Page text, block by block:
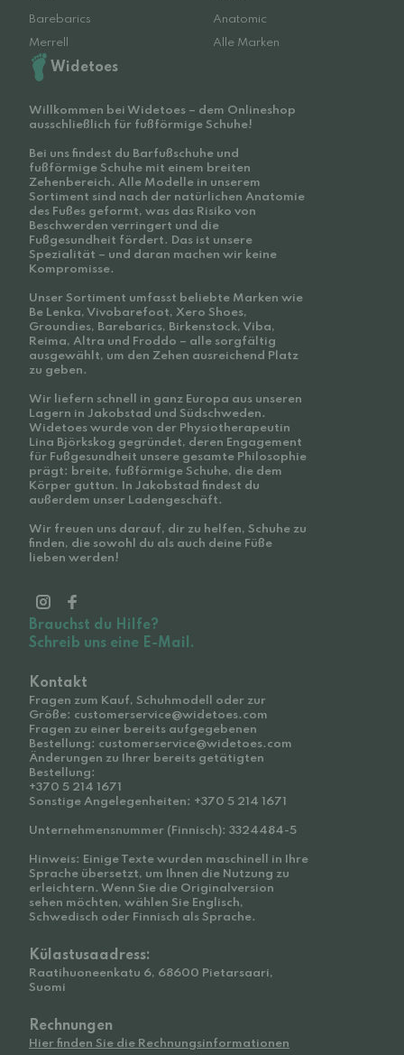
Barebarics
Anatomic
Merrell
Alle Marken
Widetoes
Willkommen bei Widetoes – dem Onlineshop
ausschließlich für fußförmige Schuhe!
Bei uns findest du Barfußschuhe und
fußförmige Schuhe mit einem breiten
Zehenbereich. Alle Modelle in unserem
Sortiment sind nach der natürlichen Anatomie
des Fußes geformt, was das Risiko von
Beschwerden verringert und die
Fußgesundheit fördert. Das ist unsere
Spezialität – und daran machen wir keine
Kompromisse.
Unser Sortiment umfasst beliebte Marken wie
Be Lenka, Vivobarefoot, Xero Shoes,
Groundies, Barebarics, Birkenstock, Viba,
Reima, Altra und Froddo – alle sorgfältig
ausgewählt, um den Zehen ausreichend Platz
zu geben.
Wir liefern schnell in ganz Europa aus unseren
Lagern in Jakobstad und Südschweden.
Widetoes wurde von der Physiotherapeutin
Lina Björkskog gegründet, deren Engagement
für Fußgesundheit unsere gesamte Philosophie
prägt: breite, fußförmige Schuhe, die dem
Körper guttun. In Jakobstad findest du
außerdem unser Ladengeschäft.
Wir freuen uns darauf, dir zu helfen, Schuhe zu
finden, die sowohl du als auch deine Füße
lieben werden!
Brauchst du Hilfe?
Schreib uns eine E-Mail.
Kontakt
Fragen zum Kauf, Schuhmodell oder zur
Größe: customerservice@widetoes.com
Fragen zu einer bereits aufgegebenen
Bestellung: customerservice@widetoes.com
Änderungen zu Ihrer bereits getätigten
Bestellung:
+370 5 214 1671
Sonstige Angelegenheiten: +370 5 214 1671
Unternehmensnummer (Finnisch): 3324484-5
Hinweis: Einige Texte wurden maschinell in Ihre
Sprache übersetzt, um Ihnen die Nutzung zu
erleichtern. Wenn Sie die Originalversion
sehen möchten, wählen Sie Englisch,
Schwedisch oder Finnisch als Sprache.
Külastusaadress:
Raatihuoneenkatu 6, 68600 Pietarsaari,
Suomi
Rechnungen
Hier finden Sie die Rechnungsinformationen